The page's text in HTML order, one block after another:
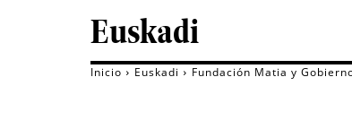
Euskadi
Inicio Euskadi Fundación Matia y